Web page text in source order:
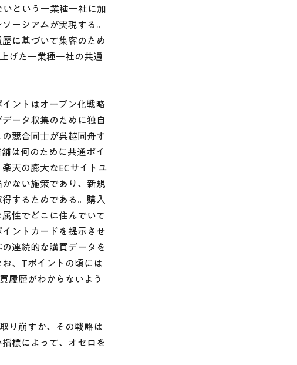
いという一業種一社に加
ーシアムが実現する。
に基づいて集客のため
げた一業種一社の共通
ントはオープン化戦略
ータ収集のために独自
競合同士が呉越同舟す
は何のために共通ポイ
天の膨大なECサイトユ
ない施策であり、新規
するためである。購入
性でどこに住んでいて
ントカードを提示させ
連続的な購買データを
、Tポイントの頃には
履歴がわからないよう
り崩すか、その戦略は
標によって、オセロを